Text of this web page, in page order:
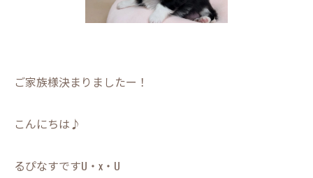
ご家族様決まりましたー！
こんにちは♪
るぴなすですU・x・U